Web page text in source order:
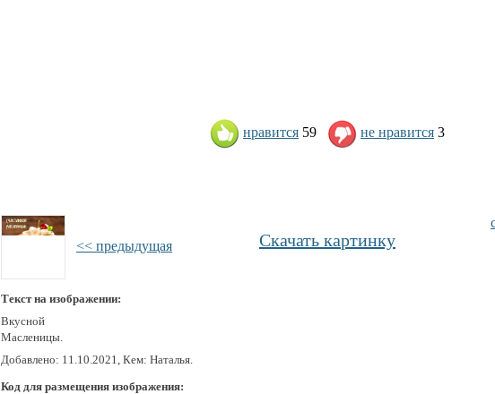
нравится 59 не нравится 3
<< предыдущая Скачать картинку
Текст на изображении:
Вкусной
Масленицы.
Добавлено: 11.10.2021, Кем: Наталья.
Код для размещения изображения: